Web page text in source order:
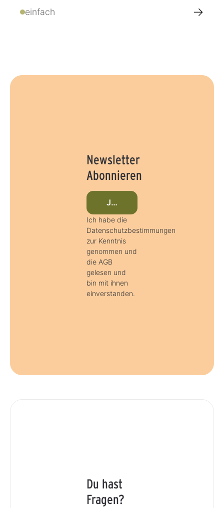
einfach →
Newsletter
Abonnieren
Jetzt beim Newsletter
Ich habe die
Datenschutzbestimmungen
zur Kenntnis
genommen und
die AGB
gelesen und
bin mit ihnen
einverstanden.
Du hast
Fragen?